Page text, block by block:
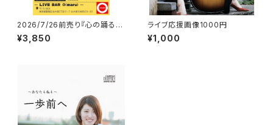
2026/7/26前売り『心の踊る方
向へ』
¥3,850
ライブ応援画像1000円
¥1,000